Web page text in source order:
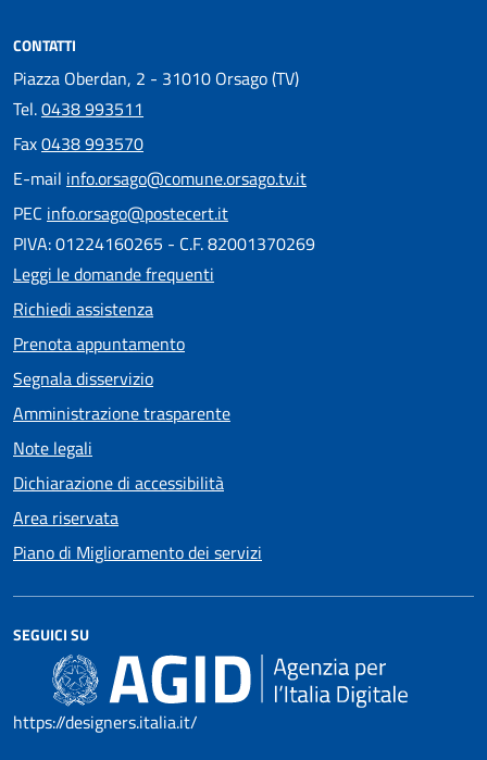
CONTATTI
Piazza Oberdan, 2 - 31010 Orsago (TV)
Tel.0438 993511
Fax0438 993570
E-mail info.orsago@comune.orsago.tv.it
PEC info.orsago@postecert.it
PIVA: 01224160265 - C.F. 82001370269
Leggi le domande frequenti
Richiedi assistenza
Prenota appuntamento
Segnala disservizio
Amministrazione trasparente
Note legali
Dichiarazione di accessibilità
Area riservata
Piano di Miglioramento dei servizi
SEGUICI SU
https://designers.italia.it/